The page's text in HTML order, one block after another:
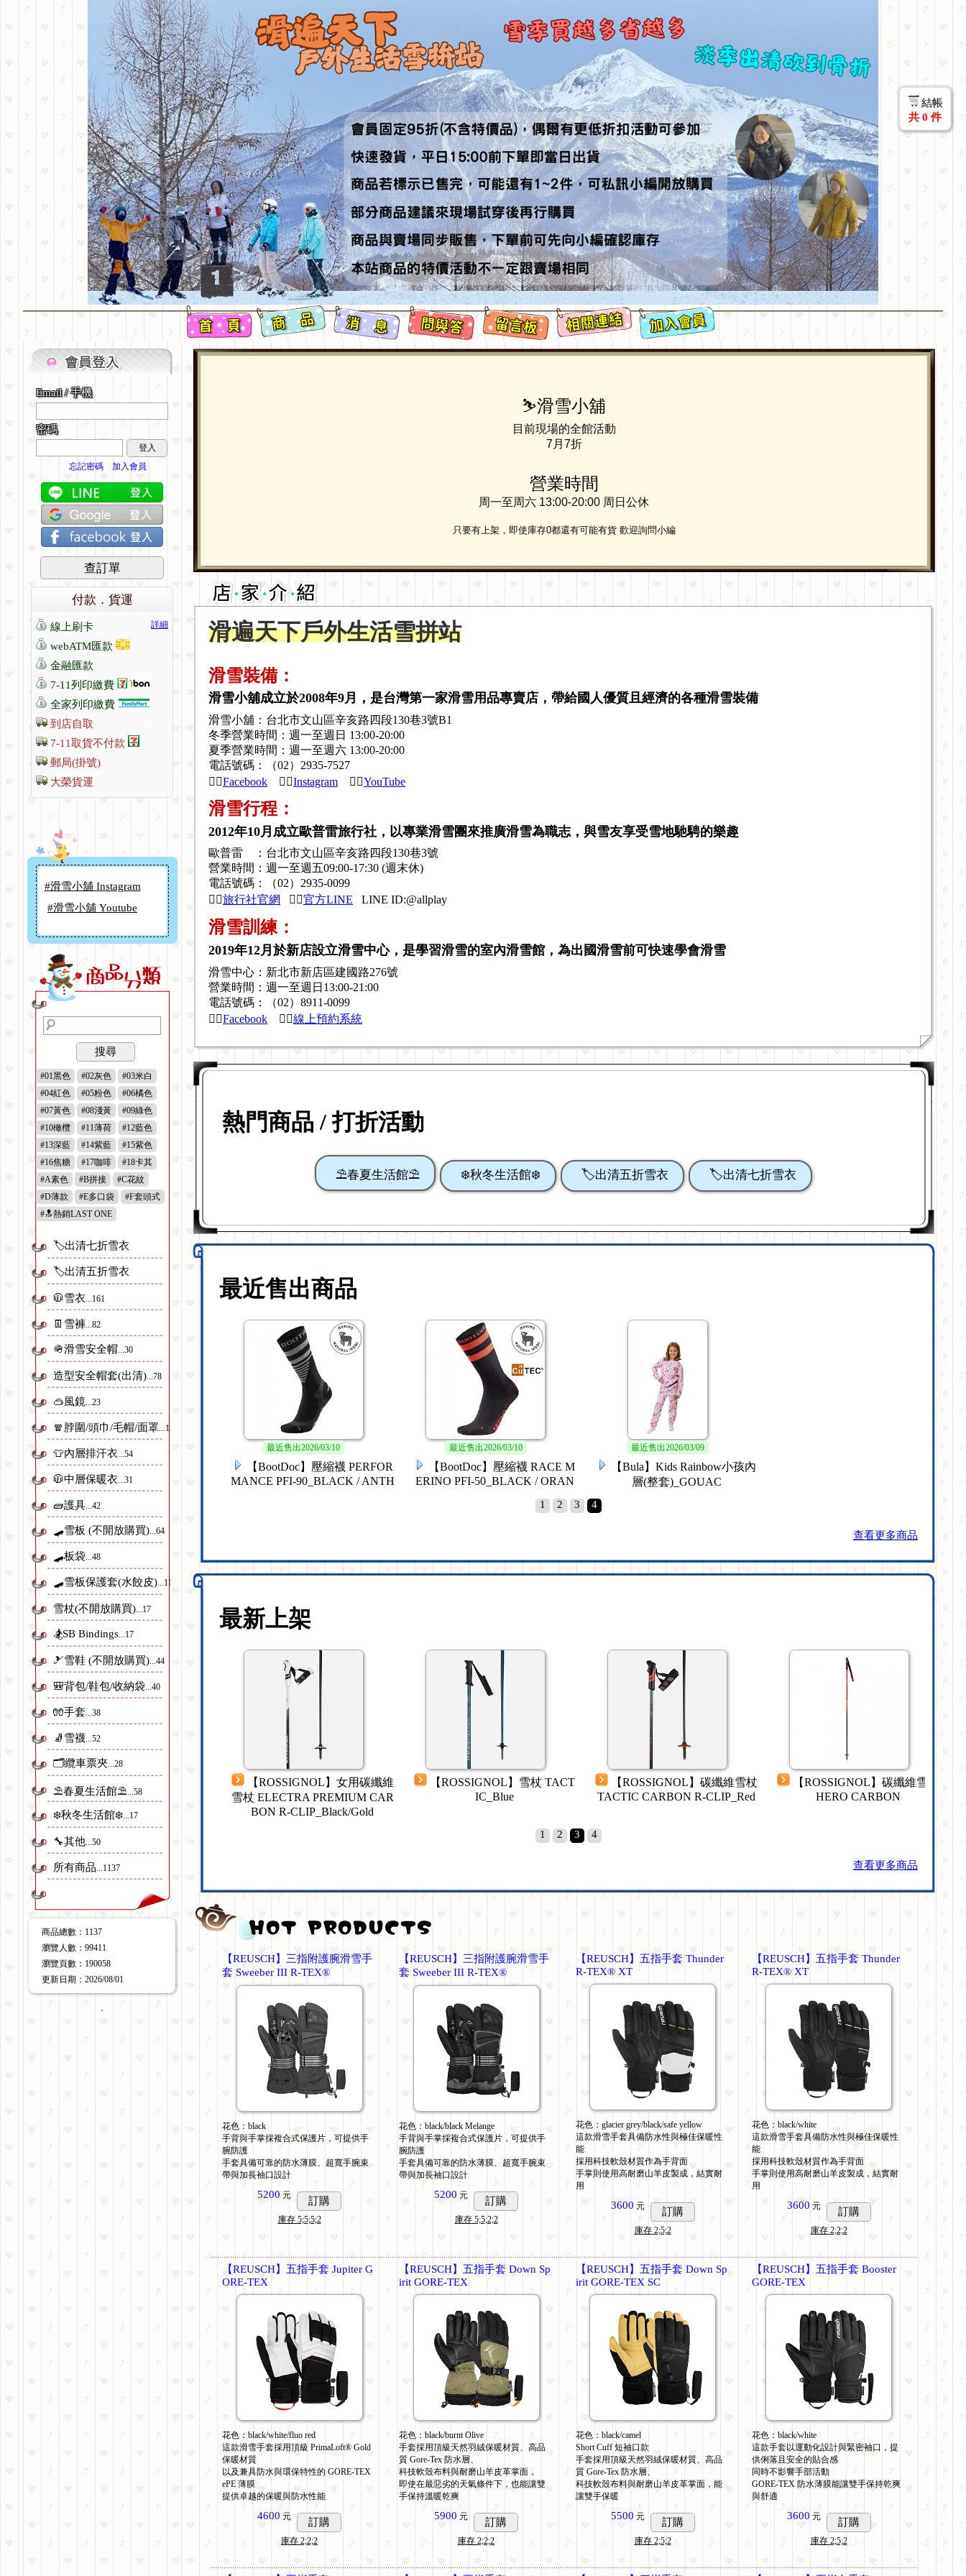
結帳
共 0 件
Email / 手機
密碼
登入
忘記密碼
加入會員
查訂單
付款．貨運
詳細
線上刷卡
webATM匯款
金融匯款
7-11列印繳費
全家列印繳費
到店自取
7-11取貨不付款
郵局(掛號)
大榮貨運
#滑雪小舖 Facebook
#滑雪小舖 Instagram
#滑雪小舖 Youtube
#滑雪中心 Facebook
#滑雪小舖 Facebook
#滑雪小舖 Instagram
#滑雪小舖 Youtube
#滑雪中心 Facebook
#滑雪小舖 Instagram
#滑雪小舖 Youtube
#滑雪中心 Facebook
#歐普雷旅行社 LINE
搜尋
#01黑色 #02灰色
#03米白
#04紅色
#05粉色
#06橘色
#07黃色
#08淺黃
#09綠色
#10橄欖
#11薄荷
#12藍色
#13深藍
#14紫藍
#15紫色
#16焦糖
#17咖啡
#18卡其
#A素色
#B拼接
#C花紋
#D薄款
#E多口袋
#F套頭式
#🔝熱銷LAST ONE
🏷️出清七折雪衣
🏷️出清五折雪衣
🧥雪衣 ...161
👖雪褲 ...82
🪖滑雪安全帽 ...30
造型安全帽套(出清) ...78
🥽風鏡 ...23
🧣脖圍/頭巾/毛帽/面罩 ...152
👕內層排汗衣 ...54
🧥中層保暖衣 ...31
🧱護具 ...42
🛹雪板 (不開放購買) ...64
🛹板袋 ...48
🛹雪板保護套(水餃皮) ...11
雪杖(不開放購買) ...17
🏂SB Bindings ...17
🎿雪鞋 (不開放購買) ...44
🎒背包/鞋包/收納袋 ...40
🧤手套 ...38
🧦雪襪 ...52
🗂️纜車票夾 ...28
⛱️春夏生活館⛱️...58
❄️秋冬生活館❄️ ...17
🔧其他 ...50
所有商品 ...1137
商品總數 ：1137
瀏覽人數 ： 99411
瀏覽頁數 ： 190058
更新日期 ：2026/08/01
．
⛷️滑雪小舖
目前現場的全館活動
7月7折
營業時間
周一至周六 13:00-20:00 周日公休
只要有上架，即使庫存0都還有可能有貨 歡迎詢問小編
滑遍天下戶外生活雪拼站
滑雪裝備：
滑雪小舖成立於2008年9月， 是台灣第一家滑雪用品專賣店， 帶給國人優質且經濟的各種滑雪裝備
滑雪小舖：台北市文山區辛亥路四段130巷3號B1
冬季營業時間：週一至週日 13:00-20:00
夏季營業時間：週一至週六 13:00-20:00
電話號碼：（02）2935-7527
👉🏻Facebook 👉🏻Instagram 👉🏻YouTube
滑雪行程 ：
2012年10月成立歐普雷旅行社，以專業滑雪團來推廣滑雪為職志，與雪友享受雪地馳騁的樂趣
歐普雷 ： 台北市文山區辛亥路四段130巷3號
營業時間：週一至週五09:00-17:30 (週末休)
電話號碼：（02）2935-0099
👉🏻旅行社官網 👉🏻官方LINE LINE ID:@allplay
滑雪訓練：
2019年12月於新店設立滑雪中心， 是學習滑雪的室內滑雪館 ， 為出國滑雪前可快速學會滑雪
滑雪中心：新北市新店區建國路276號
營業時間：週一至週日13:00-21:00
電話號碼：（02）8911-0099
👉🏻Facebook 👉🏻線上預約系統
熱門商品 / 打折活動
⛱️春夏生活館⛱️ ❄️秋冬生活館❄️ 🏷️出清五折雪衣 🏷️出清七折雪衣
最近售出商品
最近售出2026/07/22
【滑遍天下】運動用護膝 (L/
S)
最近售出2026/07/22
【滑遍天下】運動用護肘 FR
EE SIZE
最近售出2026/07/15
【CL!CK CARABINER】美
國進口-大D扣工具組
1 2 3 4
查看更多商品
最新上架
LECTRA PREMIUM R-CLIP_Sil
ver
【ROSSIGNOL】女用碳纖維
雪杖 ELECTRA PREMIUM CAR
BON R-CLIP_Black/Gold
【ROSSIGNOL】雪杖 TACT
IC_Blue
【ROSSIGNOL】碳纖維雪杖
TACTIC CARBON R-CLIP_Red
【ROSSIGNOL】碳纖維雪杖
HERO CARBON
1 2 3 4
查看更多商品
【REUSCH】三指附護腕滑雪手
套 Sweeber III R-TEX®
花色：black
手背與手掌採複合式保護片，可提供手
腕防護
手套具備可靠的防水薄膜、超寬手腕束
帶與加長袖口設計
5200 元 訂購
庫存 5;5;5;2
【REUSCH】三指附護腕滑雪手
套 Sweeber III R-TEX®
花色：black/black Melange
手背與手掌採複合式保護片，可提供手
腕防護
手套具備可靠的防水薄膜、超寬手腕束
帶與加長袖口設計
5200 元 訂購
庫存 5;5;2;2
【REUSCH】五指手套 Thunder
R-TEX® XT
花色：glacier grey/black/safe yellow
這款滑雪手套具備防水性與極佳保暖性
能
採用科技軟殼材質作為手背面
手掌則使用高耐磨山羊皮製成，結實耐
用
3600 元 訂購
庫存 2;5;2
【REUSCH】五指手套 Thunder
R-TEX® XT
花色：black/white
這款滑雪手套具備防水性與極佳保暖性
能
採用科技軟殼材質作為手背面
手掌則使用高耐磨山羊皮製成，結實耐
用
3600 元 訂購
庫存 2;2;2
【REUSCH】五指手套 Jupiter G
ORE-TEX
花色：black/white/fluo red
這款滑雪手套採用頂級 PrimaLoft® Gold
保暖材質
以及兼具防水與環保特性的 GORE-TEX
ePE 薄膜
提供卓越的保暖與防水性能
4600 元 訂購
庫存 2;2;2
【REUSCH】五指手套 Down Sp
irit GORE-TEX
花色：black/burnt Olive
手套採用頂級天然羽絨保暖材質、高品
質 Gore-Tex 防水層、
科技軟殼布料與耐磨山羊皮革掌面，
即使在最惡劣的天氣條件下，也能讓雙
手保持溫暖乾爽
5900 元 訂購
庫存 2;2;2
【REUSCH】五指手套 Down Sp
irit GORE-TEX SC
花色：black/camel
Short Cuff 短袖口款
手套採用頂級天然羽絨保暖材質、高品
質 Gore-Tex 防水層、
科技軟殼布料與耐磨山羊皮革掌面，能
讓雙手保暖
5500 元 訂購
庫存 2;5;2
【REUSCH】五指手套 Booster
GORE-TEX
花色：black/white
這款手套以運動化設計與緊密袖口，提
供俐落且安全的貼合感
同時不影響手部活動
GORE-TEX 防水薄膜能讓雙手保持乾爽
與舒適
3600 元 訂購
庫存 2;5;2